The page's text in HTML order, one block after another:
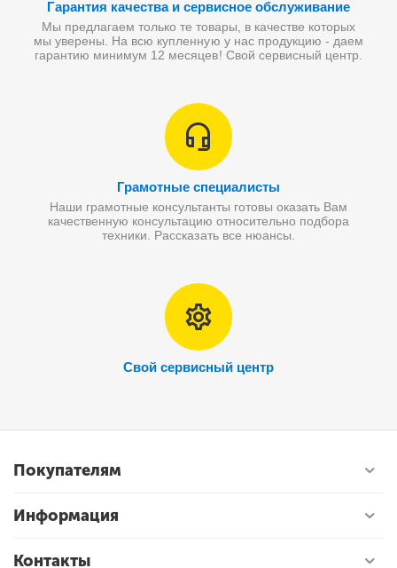
Гарантия качества и сервисное обслуживание
Мы предлагаем только те товары, в качестве которых
мы уверены. На всю купленную у нас продукцию - даем
гарантию минимум 12 месяцев! Свой сервисный центр.
Грамотные специалисты
Наши грамотные консультанты готовы оказать Вам
качественную консультацию относительно подбора
техники. Рассказать все нюансы.
Свой сервисный центр
Покупателям
Информация
Контакты